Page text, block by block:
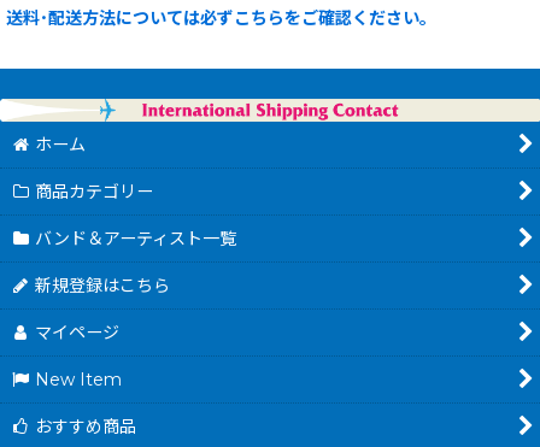
送料･配送方法については必ずこちらをご確認ください。
ホーム
商品カテゴリー
バンド＆アーティスト一覧
新規登録はこちら
マイページ
New Item
おすすめ商品